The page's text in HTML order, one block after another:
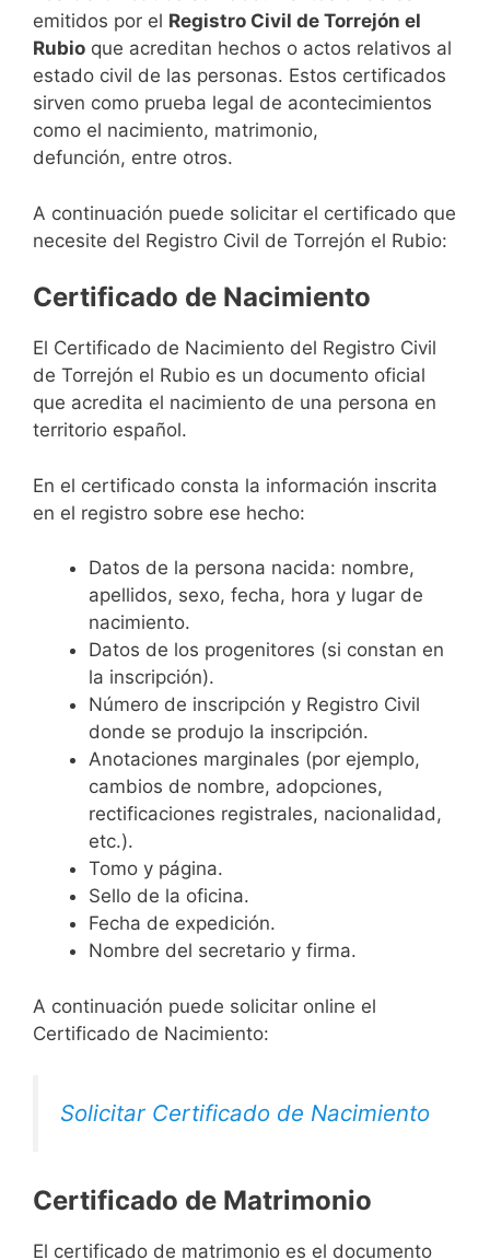
emitidos por el Registro Civil de Torrejón el
Rubio que acreditan hechos o actos relativos al
estado civil de las personas. Estos certificados
sirven como prueba legal de acontecimientos
como el nacimiento, matrimonio,
defunción, entre otros.
A continuación puede solicitar el certificado que
necesite del Registro Civil de Torrejón el Rubio:
Certificado de Nacimiento
El Certificado de Nacimiento del Registro Civil
de Torrejón el Rubio es un documento oficial
que acredita el nacimiento de una persona en
territorio español.
En el certificado consta la información inscrita
en el registro sobre ese hecho:
Datos de la persona nacida: nombre,
apellidos, sexo, fecha, hora y lugar de
nacimiento.
Datos de los progenitores (si constan en
la inscripción).
Número de inscripción y Registro Civil
donde se produjo la inscripción.
Anotaciones marginales (por ejemplo,
cambios de nombre, adopciones,
rectificaciones registrales, nacionalidad,
etc.).
Tomo y página.
Sello de la oficina.
Fecha de expedición.
Nombre del secretario y firma.
A continuación puede solicitar online el
Certificado de Nacimiento:
Solicitar Certificado de Nacimiento
Certificado de Matrimonio
El certificado de matrimonio es el documento